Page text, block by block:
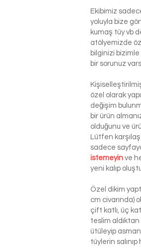
Ekibimiz
yoluyla bize
kumaş tüy vb
atölyemizde
bilginizi
bir sorunuz
özel olarak
değişim
bir ürün
olduğunu ve
Lütfen
sadece
istemeyin ve
yeni kalıp
Özel dikim
cm civarında)
çift katlı, üç
teslim aldıktan
ütüleyip
tüylerin